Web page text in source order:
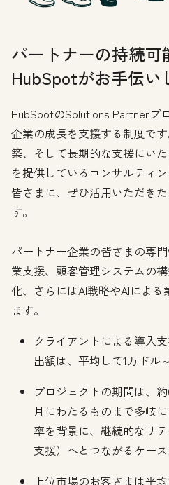
パートナーの持続可
HubSpotがお手伝い
HubSpotのSolutions Partnerプ
企業の成長を支援する制度で
築、そして長期的な支援にい
を提供しているコンサルティ
皆さまに、ぜひ活用いただき
す。
パートナー企業の皆さまの専
業支援、顧客管理システムの
化、さらにはAI戦略やAIによ
ます。
クライアントによる導入
出額は、平均して1万ドル
プロジェクトの期間は、
月にわたるものまで多岐
率を背景に、継続的なリ
支援）へとつながるケー
上位市場のお客さまは平